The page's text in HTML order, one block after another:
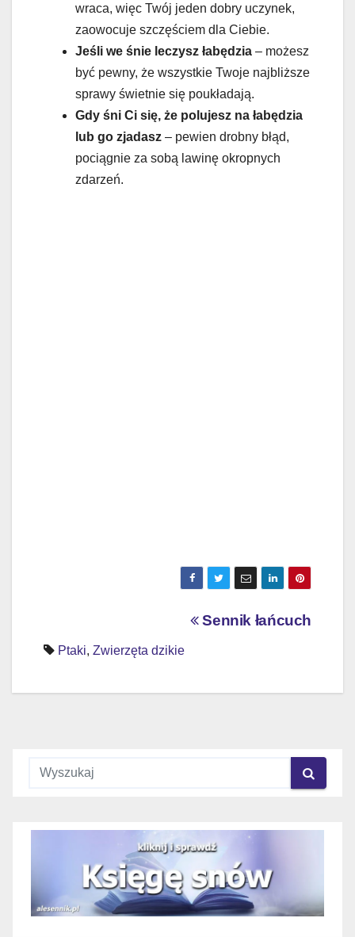
wraca, więc Twój jeden dobry uczynek,
zaowocuje szczęściem dla Ciebie.
Jeśli we śnie leczysz łabędzia – możesz
być pewny, że wszystkie Twoje najbliższe
sprawy świetnie się poukładają.
Gdy śni Ci się, że polujesz na łabędzia
lub go zjadasz – pewien drobny błąd,
pociągnie za sobą lawinę okropnych
zdarzeń.
wpisu
Sennik łańcuch
Ptaki, Zwierzęta dzikie